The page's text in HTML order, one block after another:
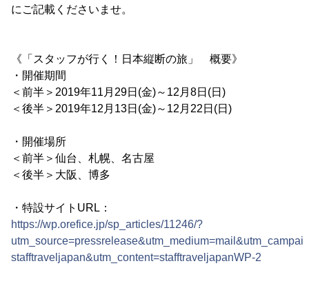
にご記載くださいませ。
《「スタッフが行く！日本縦断の旅」 概要》
・開催期間
＜前半＞2019年11月29日(金)～12月8日(日)
＜後半＞2019年12月13日(金)～12月22日(日)
・開催場所
＜前半＞仙台、札幌、名古屋
＜後半＞大阪、博多
・特設サイトURL：
https://wp.orefice.jp/sp_articles/11246/?
stafftraveljapan&utm_content=stafftraveljapanWP-2